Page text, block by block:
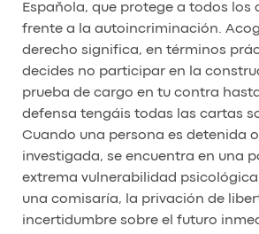
Española, que protege a todos los
frente a la autoincriminación.
derecho significa, en términos
decides no participar en la
prueba de cargo en tu contra
defensa tengáis todas las cartas
Cuando una persona es detenida
investigada, se encuentra en una
extrema vulnerabilidad
una comisaría, la privación de
incertidumbre sobre el futuro